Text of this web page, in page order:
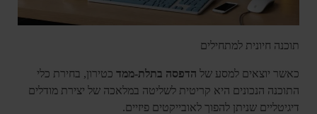
תוכנה חיונית למתחילים
כאשר יוצאים למסע של הדפסה בתלת-ממד כטירון, בחירת כלי
התוכנה הנכונים היא קריטית לשליטה במלאכה של יצירת מודלים
דיגיטליים שניתן להפוך לאובייקטים פיזיים.